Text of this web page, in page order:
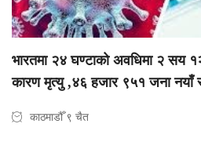
भारतमा २४ घण्टाको अवधिमा २ सय
कारण मृत्यु ,४६ हजार ९५१ जना नयाँ
काठमाडौँ ९ चैत